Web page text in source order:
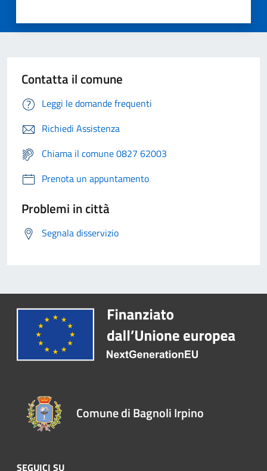
Contatta il comune
Leggi le domande frequenti
Richiedi Assistenza
Chiama il comune 0827 62003
Prenota un appuntamento
Problemi in città
Segnala disservizio
Comune di Bagnoli Irpino
SEGUICI SU